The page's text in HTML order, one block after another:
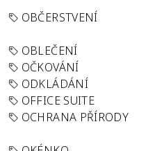
OBČERSTVENÍ
OBLEČENÍ
OČKOVÁNÍ
ODKLÁDÁNÍ
OFFICE SUITE
OCHRANA PŘÍRODY